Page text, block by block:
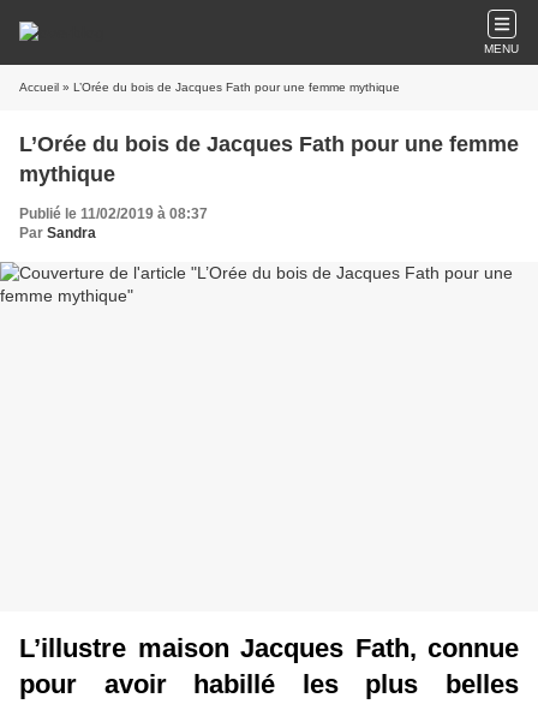
MENU
Accueil » L’Orée du bois de Jacques Fath pour une femme mythique
L’Orée du bois de Jacques Fath pour une femme
mythique
Publié le 11/02/2019 à 08:37
Par Sandra
L’illustre maison Jacques Fath, connue
pour avoir habillé les plus belles